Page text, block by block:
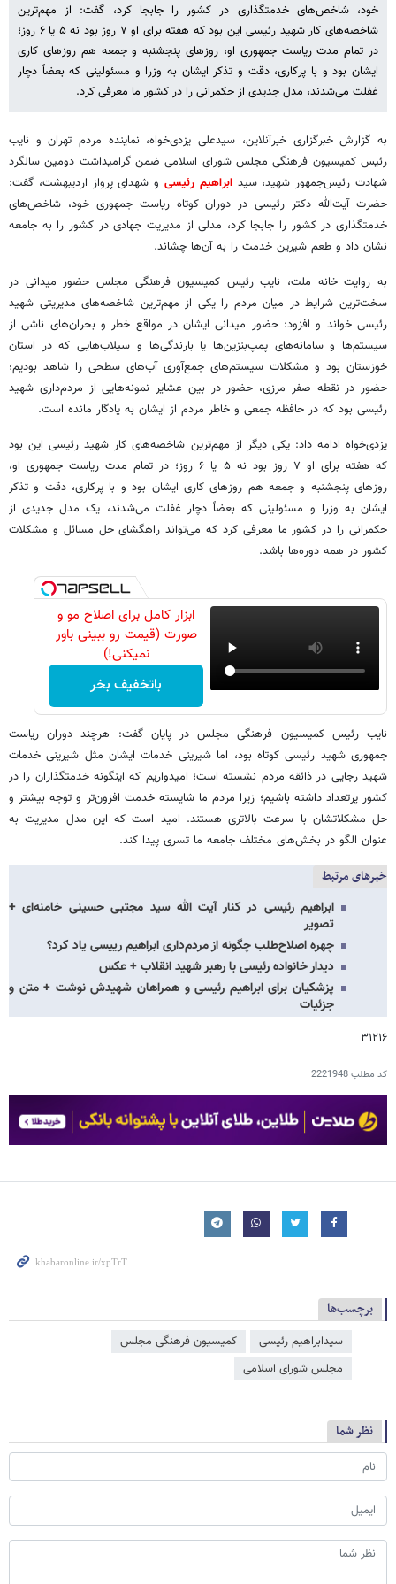
خود، شاخص‌های خدمتگذاری در کشور را جابجا کرد، گفت: از مهم‌ترین
شاخصه‌های کار شهید رئیسی این بود که هفته برای او ۷ روز بود نه ۵ یا ۶ روز؛
در تمام مدت ریاست جمهوری او، روزهای پنجشنبه و جمعه هم روزهای کاری
ایشان بود و با پرکاری، دقت و تذکر ایشان به وزرا و مسئولینی که بعضاً دچار
غفلت می‌شدند، مدل جدیدی از حکمرانی را در کشور ما معرفی کرد.
به گزارش خبرگزاری خبرآنلاین، سیدعلی یزدی‌خواه، نماینده مردم تهران و نایب
رئیس کمیسیون فرهنگی مجلس شورای اسلامی ضمن گرامیداشت دومین سالگرد
شهادت رئیس‌جمهور شهید، سید ابراهیم رئیسی و شهدای پرواز اردیبهشت، گفت:
حضرت آیت‌الله دکتر رئیسی در دوران کوتاه ریاست جمهوری خود، شاخص‌های
خدمتگذاری در کشور را جابجا کرد، مدلی از مدیریت جهادی در کشور را به جامعه
نشان داد و طعم شیرین خدمت را به آن‌ها چشاند.
به روایت خانه ملت، نایب رئیس کمیسیون فرهنگی مجلس حضور میدانی در
سخت‌ترین شرایط در میان مردم را یکی از مهم‌ترین شاخصه‌های مدیریتی شهید
رئیسی خواند و افزود: حضور میدانی ایشان در مواقع خطر و بحران‌های ناشی از
سیستم‌ها و سامانه‌های پمپ‌بنزین‌ها یا بارندگی‌ها و سیلاب‌هایی که در استان
خوزستان بود و مشکلات سیستم‌های جمع‌آوری آب‌های سطحی را شاهد بودیم؛
حضور در نقطه صفر مرزی، حضور در بین عشایر نمونه‌هایی از مردم‌داری شهید
رئیسی بود که در حافظه جمعی و خاطر مردم از ایشان به یادگار مانده است.
یزدی‌خواه ادامه داد: یکی دیگر از مهم‌ترین شاخصه‌های کار شهید رئیسی این بود
که هفته برای او ۷ روز بود نه ۵ یا ۶ روز؛ در تمام مدت ریاست جمهوری او،
روزهای پنجشنبه و جمعه هم روزهای کاری ایشان بود و با پرکاری، دقت و تذکر
ایشان به وزرا و مسئولینی که بعضاً دچار غفلت می‌شدند، یک مدل جدیدی از
حکمرانی را در کشور ما معرفی کرد که می‌تواند راهگشای حل مسائل و مشکلات
کشور در همه دوره‌ها باشد.
ابزار کامل برای اصلاح مو و
صورت (قیمت رو ببینی باور
نمیکنی!)
باتخفیف بخر
نایب رئیس کمیسیون فرهنگی مجلس در پایان گفت: هرچند دوران ریاست
جمهوری شهید رئیسی کوتاه بود، اما شیرینی خدمات ایشان مثل شیرینی خدمات
شهید رجایی در ذائقه مردم نشسته است؛ امیدواریم که اینگونه خدمتگذاران را در
کشور پرتعداد داشته باشیم؛ زیرا مردم ما شایسته خدمت افزون‌تر و توجه بیشتر و
حل مشکلاتشان با سرعت بالاتری هستند. امید است که این مدل مدیریت به
عنوان الگو در بخش‌های مختلف جامعه ما تسری پیدا کند.
خبرهای مرتبط
ابراهیم رئیسی در کنار آیت الله سید مجتبی حسینی خامنه‌ای +
تصویر
چهره اصلاح‌طلب چگونه از مردم‌داری ابراهیم رییسی یاد کرد؟
دیدار خانواده رئیسی با رهبر شهید انقلاب + عکس
پزشکیان برای ابراهیم رئیسی و همراهان شهیدش نوشت + متن و
جزئیات
۳۱۲۱۶
کد مطلب2221948
برچسب‌ها
سیدابراهیم رئیسی
کمیسیون فرهنگی مجلس
مجلس شورای اسلامی
نظر شما